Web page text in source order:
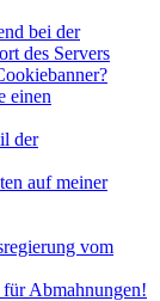
bei der
des Servers
einen
der
auf meiner
vom
Abmahnungen!